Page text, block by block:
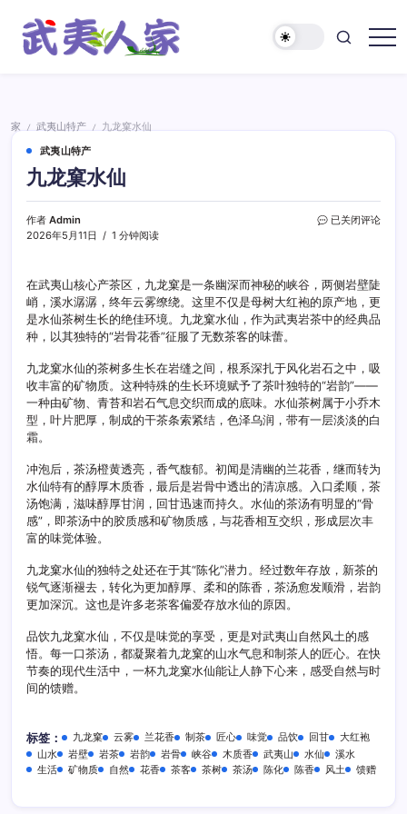
家
家 / 武夷山特产 /
九龙窠水仙
武夷山特产
九龙窠水仙
作者 Admin
2026年5月11日
1 分钟阅读
九
仙
已关闭评论
在武夷山核心产茶区，九龙窠是一条幽深而神秘的峡谷，两侧岩壁陡
峭，溪水潺潺，终年云雾缭绕。这里不仅是母树大红袍的原产地，更
是水仙茶树生长的绝佳环境。九龙窠水仙，作为武夷岩茶中的经典品
种，以其独特的“岩骨花香”征服了无数茶客的味蕾。
九龙窠水仙的茶树多生长在岩缝之间，根系深扎于风化岩石之中，吸
收丰富的矿物质。这种特殊的生长环境赋予了茶叶独特的“岩韵”——
一种由矿物、青苔和岩石气息交织而成的底味。水仙茶树属于小乔木
型，叶片肥厚，制成的干茶条索紧结，色泽乌润，带有一层淡淡的白
霜。
冲泡后，茶汤橙黄透亮，香气馥郁。初闻是清幽的兰花香，继而转为
水仙特有的醇厚木质香，最后是岩骨中透出的清凉感。入口柔顺，茶
汤饱满，滋味醇厚甘润，回甘迅速而持久。水仙的茶汤有明显的“骨
感”，即茶汤中的胶质感和矿物质感，与花香相互交织，形成层次丰
富的味觉体验。
九龙窠水仙的独特之处还在于其“陈化”潜力。经过数年存放，新茶的
锐气逐渐褪去，转化为更加醇厚、柔和的陈香，茶汤愈发顺滑，岩韵
更加深沉。这也是许多老茶客偏爱存放水仙的原因。
品饮九龙窠水仙，不仅是味觉的享受，更是对武夷山自然风土的感
悟。每一口茶汤，都凝聚着九龙窠的山水气息和制茶人的匠心。在快
节奏的现代生活中，一杯九龙窠水仙能让人静下心来，感受自然与时
间的馈赠。
标签： 九龙窠 云雾 兰花香 制茶 匠心 味觉 品饮 回甘
大红袍
山水
岩壁 岩茶 岩韵 岩骨 峡谷 木质香 武夷山 水仙
溪水
生活
矿物质 自然 花香 茶客 茶树 茶汤 陈化 陈香 风土 馈赠